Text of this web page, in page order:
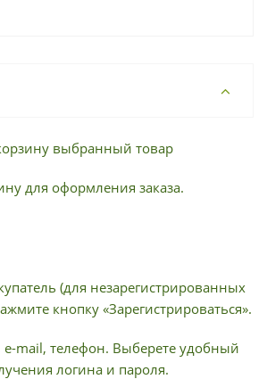
выбранный товар
для оформления заказа.
(для незарегистрированных
кнопку «Зарегистрироваться».
e-mail, телефон. Выберете удобный
логина и пароля.